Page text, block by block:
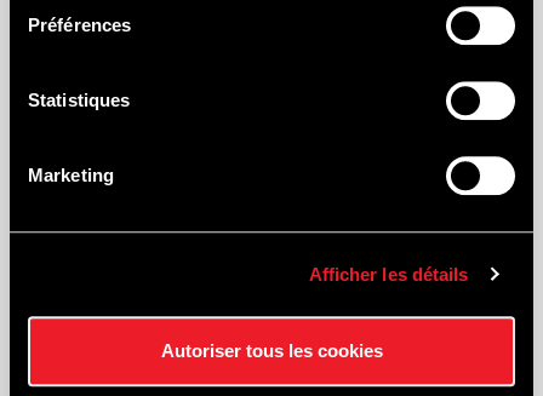
Préférences
Statistiques
Marketing
Afficher les détails
Autoriser tous les cookies
ARD'ENJOY
all-terrain scooters huren
https://ardenjoy.be/